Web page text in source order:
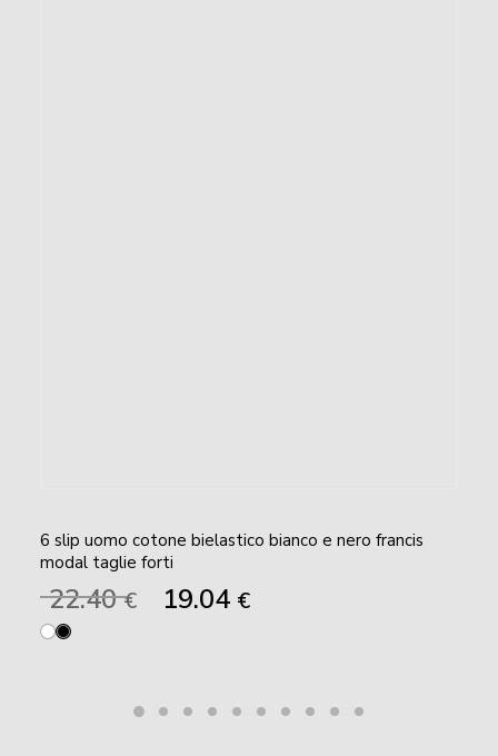
6 slip uomo cotone bielastico bianco e nero francis
modal taglie forti
22.40€
22.40 €.
19.04 €Il
19.04 €.